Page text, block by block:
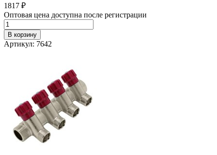
1817 ₽
Оптовая цена доступна после регистрации
В корзину
Артикул: 7642